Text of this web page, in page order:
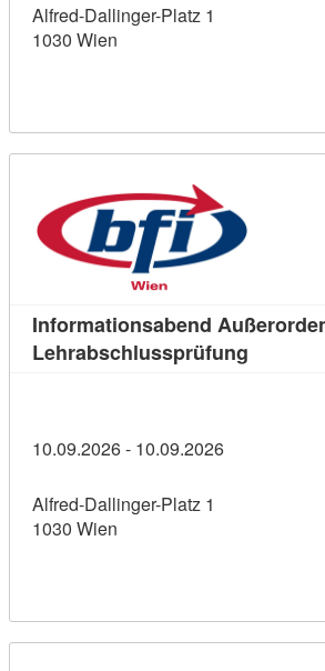
Alfred-Dallinger-Platz 1
1030 Wien
Informationsabend
Lehrabschlussprüfung
10.09.2026 - 10.09.2026
Alfred-Dallinger-Platz 1
1030 Wien